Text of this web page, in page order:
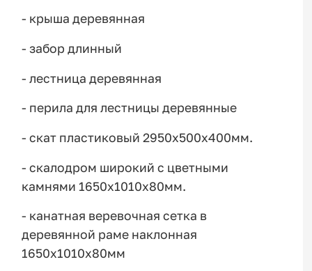
- крыша деревянная
- забор длинный
- лестница деревянная
- перила для лестницы деревянные
- скат пластиковый 2950х500х400мм.
- скалодром широкий с цветными
камнями 1650х1010х80мм.
- канатная веревочная сетка в
деревянной раме наклонная
1650х1010х80мм